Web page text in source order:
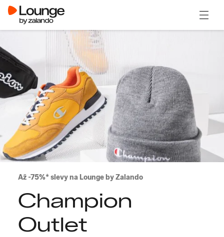
Až -75%* slevy na Lounge by Zalando
Champion
Outlet